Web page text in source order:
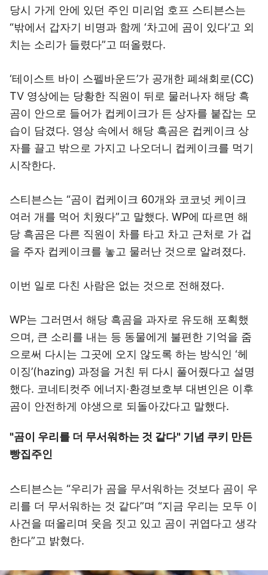
당시 가게 안에 있던 주인 미리엄 호프 스티븐스는
“밖에서 갑자기 비명과 함께 ‘차고에 곰이 있다’고 외
치는 소리가 들렸다”고 떠올렸다.
‘테이스트 바이 스펠바운드’가 공개한 폐쇄회로(CC)
TV 영상에는 당황한 직원이 뒤로 물러나자 해당 흑
곰이 안으로 들어가 컵케이크가 든 상자를 붙잡는 모
습이 담겼다. 영상 속에서 해당 흑곰은 컵케이크 상
자를 끌고 밖으로 가지고 나오더니 컵케이크를 먹기
시작한다.
스티븐스는 “곰이 컵케이크 60개와 코코넛 케이크
여러 개를 먹어 치웠다”고 말했다. WP에 따르면 해
당 흑곰은 다른 직원이 차를 타고 차고 근처로 가 겁
을 주자 컵케이크를 놓고 물러난 것으로 알려졌다.
이번 일로 다친 사람은 없는 것으로 전해졌다.
WP는 그러면서 해당 흑곰을 과자로 유도해 포획했
으며, 큰 소리를 내는 등 동물에게 불편한 기억을 줌
으로써 다시는 그곳에 오지 않도록 하는 방식인 ‘헤
이징’(hazing) 과정을 거친 뒤 다시 풀어줬다고 설명
했다. 코네티컷주 에너지·환경보호부 대변인은 이후
곰이 안전하게 야생으로 되돌아갔다고 말했다.
"곰이 우리를 더 무서워하는 것 같다" 기념 쿠키 만든
빵집주인
스티븐스는 “우리가 곰을 무서워하는 것보다 곰이 우
리를 더 무서워하는 것 같다”며 “지금 우리는 모두 이
사건을 떠올리며 웃음 짓고 있고 곰이 귀엽다고 생각
한다”고 밝혔다.